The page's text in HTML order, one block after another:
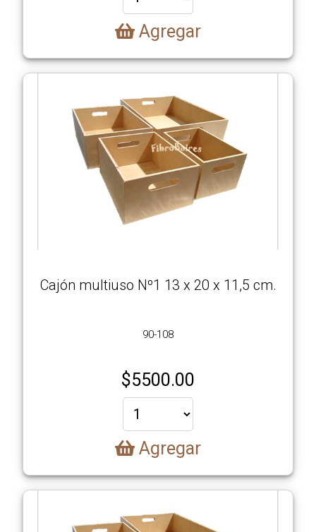
Agregar
Cajón multiuso Nº1 13 x 20 x 11,5 cm.
90-108
$5500.00
Agregar